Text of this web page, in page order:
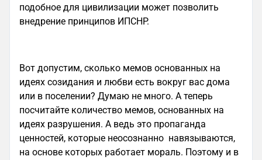
подобное для цивилизации может позволить
внедрение принципов ИПСНР.
Вот допустим, сколько мемов основанных на
идеях созидания и любви есть вокруг вас дома
или в поселении? Думаю не много. А теперь
посчитайте количество мемов, основанных на
идеях разрушения. А ведь это пропаганда
ценностей, которые неосознанно навязываются,
на основе которых работает мораль. Поэтому и в